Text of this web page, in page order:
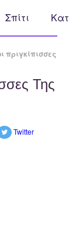
Σπίτι
πριγκίπισσες
Της
Twitter